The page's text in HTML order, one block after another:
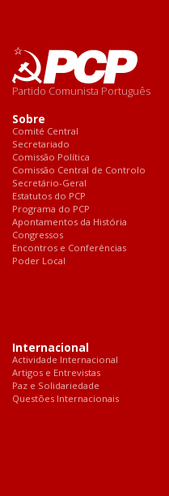
Partido Comunista Português
Sobre
Comité Central
Secretariado
Comissão Política
Comissão Central de Controlo
Secretário-Geral
Estatutos do PCP
Programa do PCP
Apontamentos da História
Congressos
Encontros e Conferências
Poder Local
Internacional
Actividade Internacional
Artigos e Entrevistas
Paz e Solidariedade
Questões Internacionais